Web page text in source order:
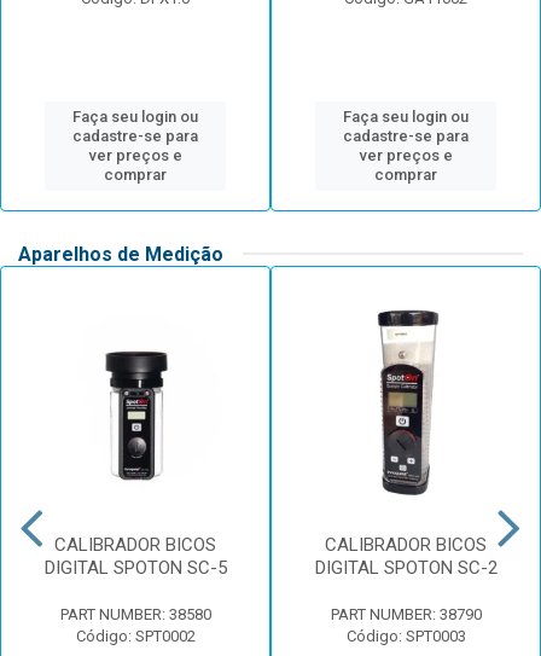
Faça seu login ou
cadastre-se para
ver preços e
comprar
Faça seu login ou
cadastre-se para
ver preços e
comprar
Aparelhos de Medição
CALIBRADOR BICOS
DIGITAL SPOTON SC-5
PART NUMBER: 38580
Código: SPT0002
CALIBRADOR BICOS
DIGITAL SPOTON SC-2
PART NUMBER: 38790
Código: SPT0003